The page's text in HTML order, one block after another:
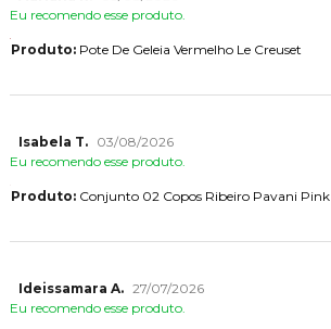
Eu recomendo esse produto.
Produto:Pote De Geleia Vermelho Le Creuset
Isabela T.
03/08/2026
Eu recomendo esse produto.
Produto:Conjunto 02 Copos Ribeiro Pavani Pink
Ideissamara A. 27/07/2026
Eu recomendo esse produto.